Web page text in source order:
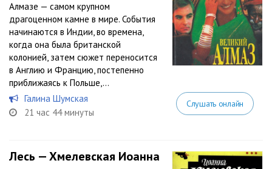
Алмазе — самом крупном
драгоценном камне в мире. События
начинаются в Индии, во времена,
когда она была британской
колонией, затем сюжет переносится
в Англию и Францию, постепенно
приближаясь к Польше,...
Галина Шумская
21 час 44 минуты
Слушать онлайн
Лесь — Хмелевская Иоанна